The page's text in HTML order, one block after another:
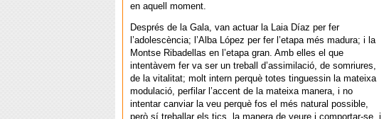
en aquell moment.
Després de la Gala, van actuar la Laia Díaz per fer
l’adolescència; l’Alba López per fer l’etapa més madura; i la
Montse Ribadellas en l’etapa gran. Amb elles el que
intentàvem fer va ser un treball d’assimilació, de somriures,
de la vitalitat; molt intern perquè totes tinguessin la mateixa
modulació, perfilar l’accent de la mateixa manera, i no
intentar canviar la veu perquè fos el més natural possible,
però sí treballar els tics, la manera de veure i comportar-se, i